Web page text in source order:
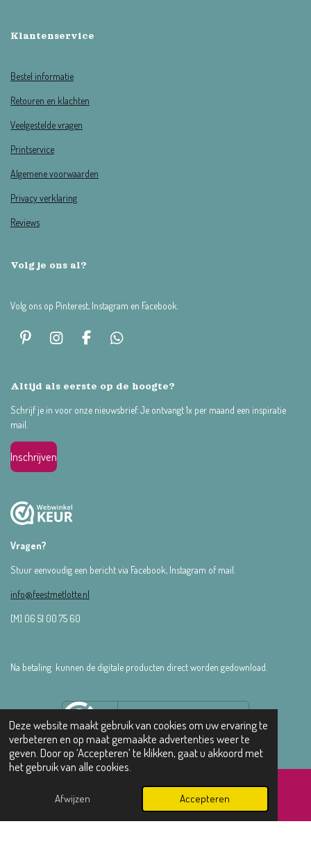
Deze website maakt gebruik van cookies om uw ervaring te
verbeteren en op maat gemaakte advertenties weer te
geven. Door op ‘Accepteren’ te klikken, gaat u akkoord met
het gebruik van alle cookies.
Afwijzen Accepteren
Klantenservice
Bestel informatie
Retouren en klachten
Veelgestelde vragen
Printservice
Algemene voorwaarden
Privacy verklaring
Reviews
Volg je ons al?
Volg ons op Pinterest, Instagram en Facebook.
P
t
r
e
s
t
I
t
g
a
m
F
e
o
W
t
A
Altijd als eerste op de hoogte?
Schrijf je in voor onze nieuwsbrief. Je ontvangt 1x per maand een inspiratie
mail.
Inschrijven
Vragen?
Stuur eenvoudig een bericht via Facebook, Instagram of mail.
info@feestmetlotte.nl
[M] 06 51 00 75 60
Na betaling kunnen de digitale producten direct worden gedownload.
E-mailadres